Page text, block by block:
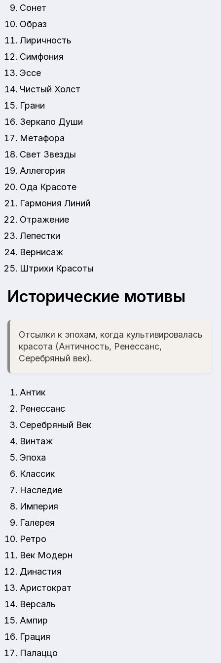
Сонет
Образ
Лиричность
Симфония
Эссе
Чистый Холст
Грани
Зеркало Души
Метафора
Свет Звезды
Аллегория
Ода Красоте
Гармония Линий
Отражение
Лепестки
Вернисаж
Штрихи Красоты
Исторические мотивы
Отсылки к эпохам, когда культивировалась
красота (Античность, Ренессанс,
Серебряный век).
Антик
Ренессанс
Серебряный Век
Винтаж
Эпоха
Классик
Наследие
Империя
Галерея
Ретро
Век Модерн
Династия
Аристократ
Версаль
Ампир
Грация
Палаццо